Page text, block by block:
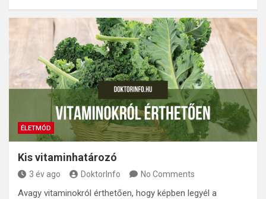
ÉLETMÓD
Kis vitaminhatározó
3 év ago DoktorInfo No Comments
Avagy vitaminokról érthetően, hogy képben legyél a